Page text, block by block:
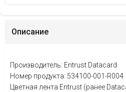
Описание
Производитель: Entrust Datacard
Номер продукта: 534100-001-R004
Цветная лента Entrust (ранее